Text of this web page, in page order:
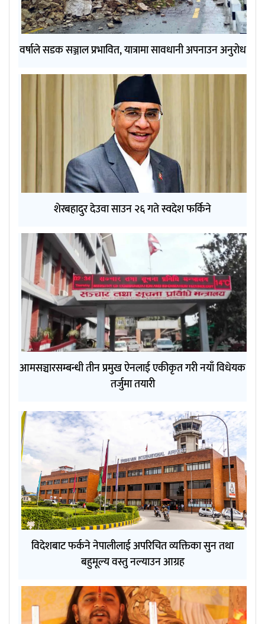
वर्षाले सडक सञ्जाल प्रभावित, यात्रामा सावधानी अपनाउन अनुरोध
शेरबहादुर देउवा साउन २६ गते स्वदेश फर्किने
आमसञ्चारसम्बन्धी तीन प्रमुख ऐनलाई एकीकृत गरी नयाँ विधेयक
तर्जुमा तयारी
विदेशबाट फर्कने नेपालीलाई अपरिचित व्यक्तिका सुन तथा
बहुमूल्य वस्तु नल्याउन आग्रह